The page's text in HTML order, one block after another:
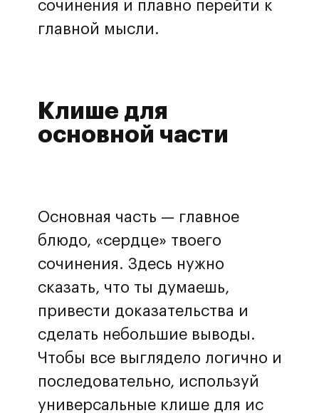
сочинения и плавно перейти к
главной мысли.
Клише для
основной части
Основная часть — главное
блюдо, «сердце» твоего
сочинения. Здесь нужно
сказать, что ты думаешь,
привести доказательства и
сделать небольшие выводы.
Чтобы все выглядело логично и
последовательно, используй
универсальные клише для ис